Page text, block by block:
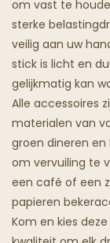
om vast te
sterke
veilig aan uw
stick is licht en
gelijkmatig kan
Alle accessoires
materialen van
groen dineren
om vervuiling te
een café of een
papieren
Kom en kies